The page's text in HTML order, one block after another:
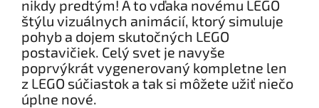
nikdy predtým! A to vďaka novému LEGO
štýlu vizuálnych animácií, ktorý simuluje
pohyb a dojem skutočných LEGO
postavičiek. Celý svet je navyše
poprvýkrát vygenerovaný kompletne len
z LEGO súčiastok a tak si môžete užiť niečo
úplne nové.